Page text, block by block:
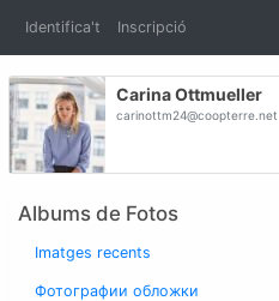
Identifica't Inscripció
Carina Ottmueller
carinottm24@coopterre.net
Albums de Fotos
Imatges recents
Фотографии обложки